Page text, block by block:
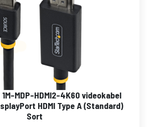
MDP-HDMI2-4K60 videokabel
HDMI Type A (Standard)
Sort